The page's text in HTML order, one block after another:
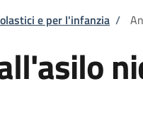
pane
e per l'infanzia /